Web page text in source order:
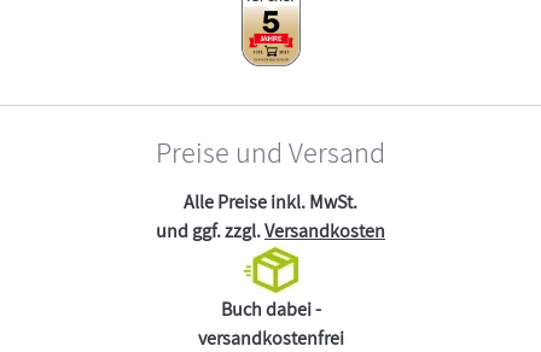
Preise und Versand
Alle Preise inkl. MwSt.
und ggf. zzgl.Versandkosten
Buch dabei -
versandkostenfrei